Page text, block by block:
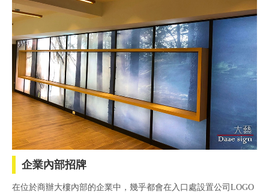
企業內部招牌
在位於商辦大樓內部的企業中，幾乎都會在入口處設置公司LOGO